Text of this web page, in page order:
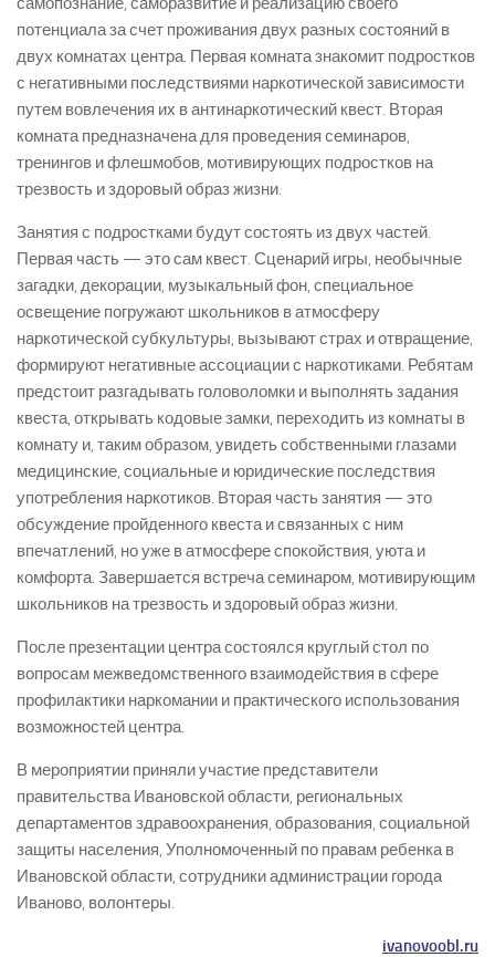
потенциала за счет проживания двух разных состояний в
двух комнатах центра. Первая комната знакомит подростков
с негативными последствиями наркотической зависимости
путем вовлечения их в антинаркотический квест. Вторая
комната предназначена для проведения семинаров,
тренингов и флешмобов, мотивирующих подростков на
трезвость и здоровый образ жизни.
Занятия с подростками будут состоять из двух частей.
Первая часть — это сам квест. Сценарий игры, необычные
загадки, декорации, музыкальный фон, специальное
освещение погружают школьников в атмосферу
наркотической субкультуры, вызывают страх и отвращение,
формируют негативные ассоциации с наркотиками. Ребятам
предстоит разгадывать головоломки и выполнять задания
квеста, открывать кодовые замки, переходить из комнаты в
комнату и, таким образом, увидеть собственными глазами
медицинские, социальные и юридические последствия
употребления наркотиков. Вторая часть занятия — это
обсуждение пройденного квеста и связанных с ним
впечатлений, но уже в атмосфере спокойствия, уюта и
комфорта. Завершается встреча семинаром, мотивирующим
школьников на трезвость и здоровый образ жизни.
После презентации центра состоялся круглый стол по
вопросам межведомственного взаимодействия в сфере
профилактики наркомании и практического использования
возможностей центра.
В мероприятии приняли участие представители
правительства Ивановской области, региональных
департаментов здравоохранения, образования, социальной
защиты населения, Уполномоченный по правам ребенка в
Ивановской области, сотрудники администрации города
Иваново, волонтеры.
ivanovoobl.ru